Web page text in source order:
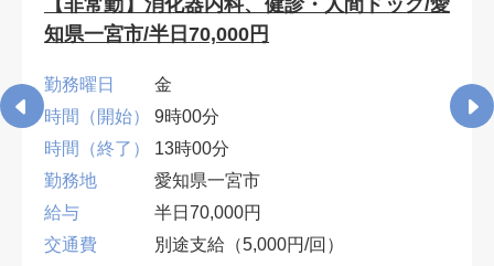
知県一宮市/半日70,000円
勤務曜日
金
時間（開始）
9時00分
時間（終了）
13時00分
勤務地
愛知県一宮市
給与
半日70,000円
交通費
別途支給（5,000円/回）